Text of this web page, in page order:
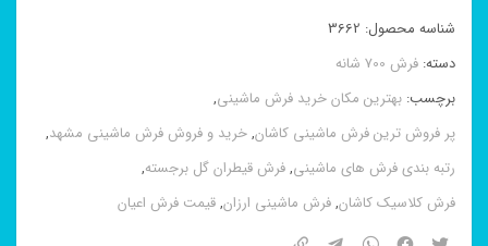
برجسته
صنم
سرمه
ای
۷۰۰
شانه
شناسه محصول: 3662
دسته: فرش 700 شانه
برچسب: بهترین مکان خرید فرش ماشینی,
پر فروش ترین فرش ماشینی کاشان,خرید و فروش فرش ماشینی مشهد,
رتبه بندی فرش های ماشینی,فرش قیطران گل برجسته,
فرش کلاسیک کاشان,فرش ماشینی ارزان,قیمت فرش اعیان